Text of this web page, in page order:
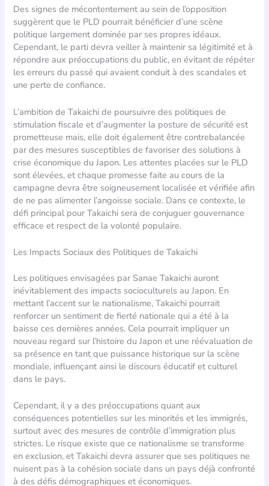
Des signes de mécontentement au sein de l’opposition
suggèrent que le PLD pourrait bénéficier d’une scène
politique largement dominée par ses propres idéaux.
Cependant, le parti devra veiller à maintenir sa légitimité et à
répondre aux préoccupations du public, en évitant de répéter
les erreurs du passé qui avaient conduit à des scandales et
une perte de confiance.
L’ambition de Takaichi de poursuivre des politiques de
stimulation fiscale et d’augmenter la posture de sécurité est
prometteuse mais, elle doit également être contrebalancée
par des mesures susceptibles de favoriser des solutions à
crise économique du Japon. Les attentes placées sur le PLD
sont élevées, et chaque promesse faite au cours de la
campagne devra être soigneusement localisée et vérifiée afin
de ne pas alimenter l’angoisse sociale. Dans ce contexte, le
défi principal pour Takaichi sera de conjuguer gouvernance
efficace et respect de la volonté populaire.
Les Impacts Sociaux des Politiques de Takaichi
Les politiques envisagées par Sanae Takaichi auront
inévitablement des impacts socioculturels au Japon. En
mettant l’accent sur le nationalisme, Takaichi pourrait
renforcer un sentiment de fierté nationale qui a été à la
baisse ces dernières années. Cela pourrait impliquer un
nouveau regard sur l’histoire du Japon et une réévaluation de
sa présence en tant que puissance historique sur la scène
mondiale, influençant ainsi le discours éducatif et culturel
dans le pays.
Cependant, il y a des préoccupations quant aux
conséquences potentielles sur les minorités et les immigrés,
surtout avec des mesures de contrôle d’immigration plus
strictes. Le risque existe que ce nationalisme se transforme
en exclusion, et Takaichi devra assurer que ses politiques ne
nuisent pas à la cohésion sociale dans un pays déjà confronté
à des défis démographiques et économiques.